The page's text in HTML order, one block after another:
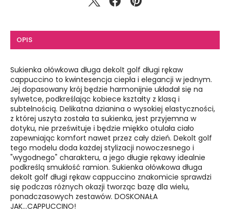
OPIS
Sukienka ołówkowa długa dekolt golf długi rękaw
cappuccino to kwintesencja ciepła i elegancji w jednym.
Jej dopasowany krój będzie harmonijnie układał się na
sylwetce, podkreślając kobiece kształty z klasą i
subtelnością. Delikatna dzianina o wysokiej elastyczności,
z której uszyta została ta sukienka, jest przyjemna w
dotyku, nie prześwituje i będzie miękko otulała ciało
zapewniając komfort nawet przez cały dzień. Dekolt golf
tego modelu doda każdej stylizacji nowoczesnego i
"wygodnego" charakteru, a jego długie rękawy idealnie
podkreślą smukłość ramion. Sukienka ołówkowa długa
dekolt golf długi rękaw cappuccino znakomicie sprawdzi
się podczas różnych okazji tworząc bazę dla wielu,
ponadczasowych zestawów. DOSKONAŁA
JAK...CAPPUCCINO!